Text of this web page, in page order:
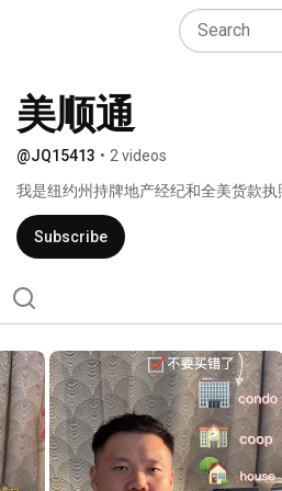
美顺通
@JQ15413 • 2 videos
我是纽约州持牌地产经纪和全美货款
好贷款、买对好房］
Subscribe